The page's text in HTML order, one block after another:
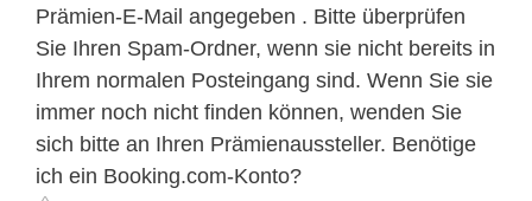
Prämien-E-Mail angegeben . Bitte überprüfen
Sie Ihren Spam-Ordner, wenn sie nicht bereits in
Ihrem normalen Posteingang sind. Wenn Sie sie
immer noch nicht finden können, wenden Sie
sich bitte an Ihren Prämienaussteller. Benötige
ich ein Booking.com-Konto?